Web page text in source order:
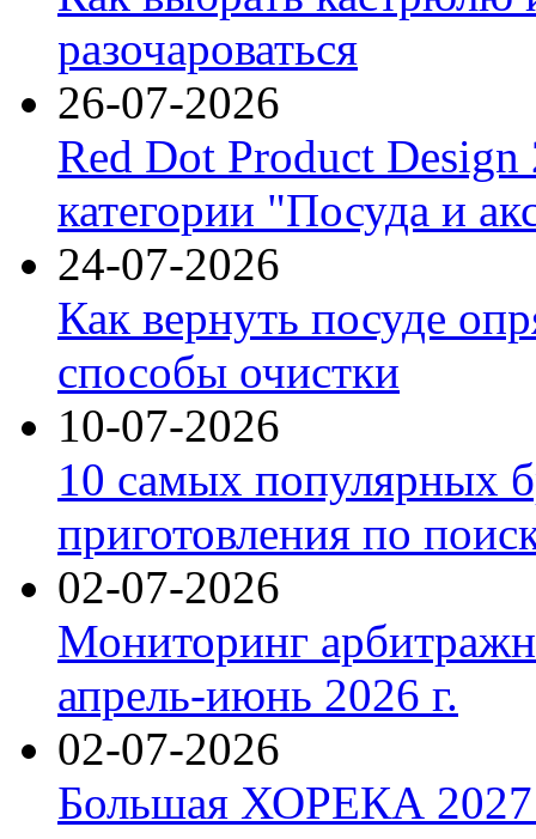
разочароваться
26-07-2026
Red Dot Product Design
категории "Посуда и
24-07-2026
Как вернуть посуде
способы очистки
10-07-2026
10 самых популярных
приготовления по
02-07-2026
Мониторинг
апрель-июнь 2026 г.
02-07-2026
Большая ХОРЕКА 2027: